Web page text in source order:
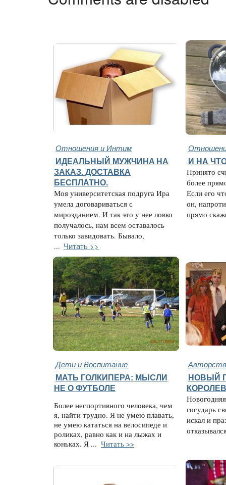
Отношения и Интим
ИДЕАЛЬНЫЙ МУЖЧИНA НА
ЗАКАЗ. ДОСТАВКА
БЕСПЛАТНО.
Моя университетская подруга Ира
умела договариваться с
мирозданием. И так это у нее ловко
получалось, нам всем оставалось
только завидовать. Бывало,
... Читать >>
И НА
Принято
более
Если его
он,
прямо
Дети и Воспитание
МАТЬ ГОЛКИПЕРА: МЫСЛИ
НЕ О ФУТБОЛЕ
Более неспортивного человека, чем
я, найти трудно. Я не умею плавать,
не умею кататься на велосипеде и
роликах, равно как и на лыжах и
коньках. Я ... Читать >>
НОВЫЙ
государь
искал и